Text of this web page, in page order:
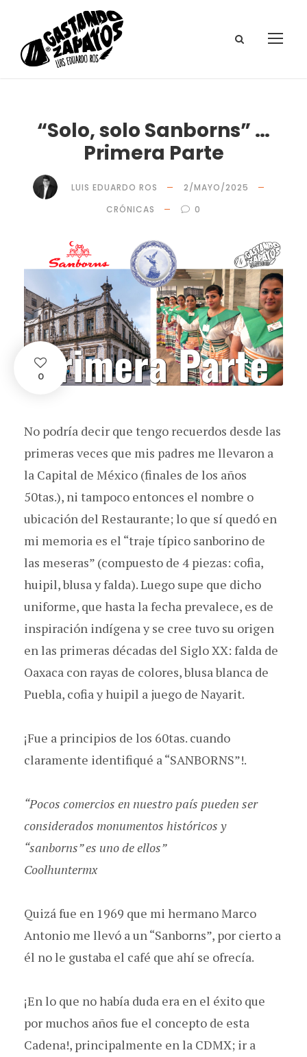
“Solo, solo Sanborns” …
Primera Parte
LUIS EDUARDO ROS
2/MAYO/2025
CRÓNICAS
0
0
No podría decir que tengo recuerdos desde las
primeras veces que mis padres me llevaron a
la Capital de México (finales de los años
50tas.), ni tampoco entonces el nombre o
ubicación del Restaurante; lo que sí quedó en
mi memoria es el “traje típico sanborino de
las meseras” (compuesto de 4 piezas: cofia,
huipil, blusa y falda). Luego supe que dicho
uniforme, que hasta la fecha prevalece, es de
inspiración indígena y se cree tuvo su origen
en las primeras décadas del Siglo XX: falda de
Oaxaca con rayas de colores, blusa blanca de
Puebla, cofia y huipil a juego de Nayarit.
¡Fue a principios de los 60tas. cuando
claramente identifiqué a “SANBORNS”!.
“Pocos comercios en nuestro país pueden ser
considerados monumentos históricos y
“sanborns” es uno de ellos”
Coolhuntermx
Quizá fue en 1969 que mi hermano Marco
Antonio me llevó a un “Sanborns”, por cierto a
él no le gustaba el café que ahí se ofrecía.
¡En lo que no había duda era en el éxito que
por muchos años fue el concepto de esta
Cadena!, principalmente en la CDMX; ir a